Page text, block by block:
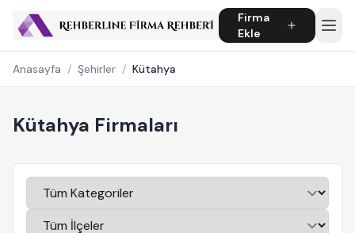
Firma
Ekle
Anasayfa / Şehirler / Kütahya
Kütahya Firmaları